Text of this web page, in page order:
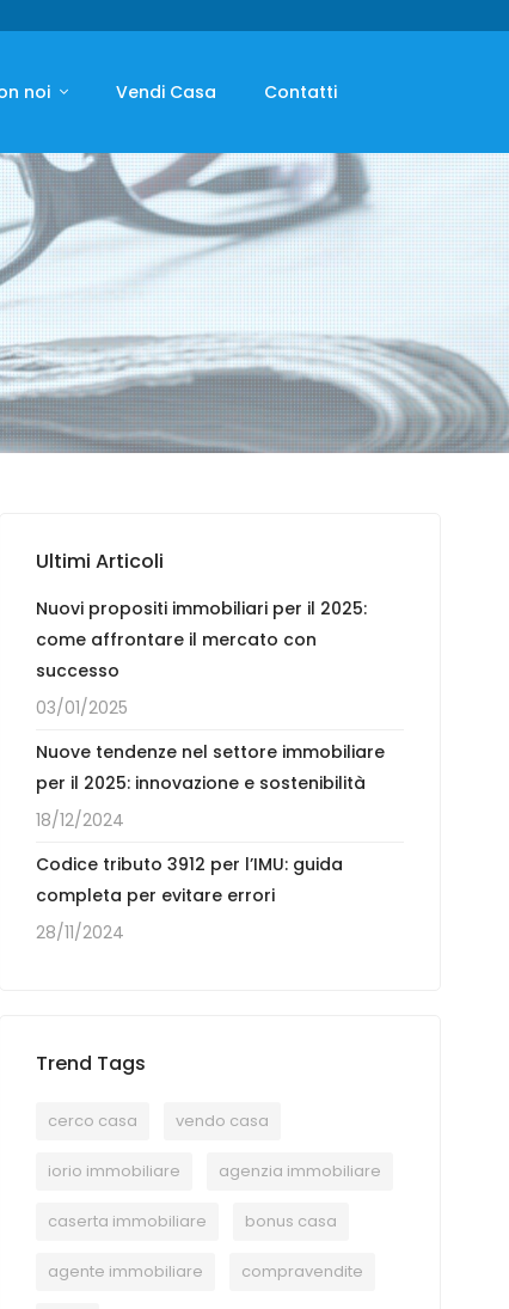
noi Vendi Casa Contatti
Ultimi Articoli
Nuovi propositi immobiliari per il 2025:
come affrontare il mercato con
successo
03/01/2025
Nuove tendenze nel settore immobiliare
per il 2025: innovazione e sostenibilità
18/12/2024
Codice tributo 3912 per l’IMU: guida
completa per evitare errori
28/11/2024
Trend Tags
cerco casa vendo casa
iorio immobiliare agenzia immobiliare
caserta immobiliare bonus casa
agente immobiliare compravendite